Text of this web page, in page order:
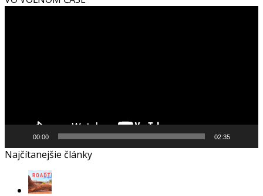
00:00 02:35
Najčítanejšie články